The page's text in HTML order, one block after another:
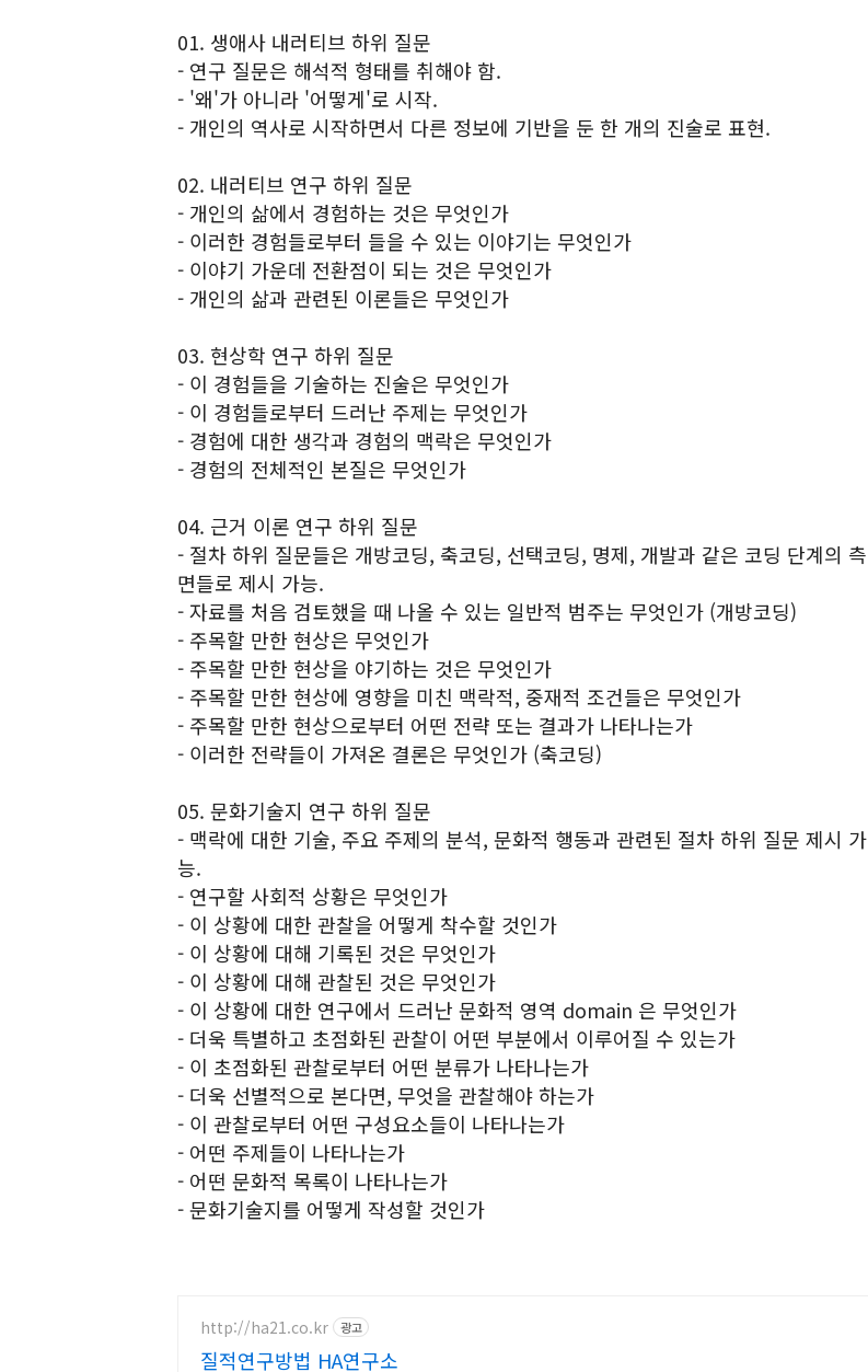
01. 생애사 내러티브 하위 질문
- 연구 질문은 해석적 형태를 취해야 함.
- '왜'가 아니라 '어떻게'로 시작.
- 개인의 역사로 시작하면서 다른 정보에 기반을 둔 한 개의 진술로 표현.
02. 내러티브 연구 하위 질문
- 개인의 삶에서 경험하는 것은 무엇인가
- 이러한 경험들로부터 들을 수 있는 이야기는 무엇인가
- 이야기 가운데 전환점이 되는 것은 무엇인가
- 개인의 삶과 관련된 이론들은 무엇인가
03. 현상학 연구 하위 질문
- 이 경험들을 기술하는 진술은 무엇인가
- 이 경험들로부터 드러난 주제는 무엇인가
- 경험에 대한 생각과 경험의 맥락은 무엇인가
- 경험의 전체적인 본질은 무엇인가
04. 근거 이론 연구 하위 질문
- 절차 하위 질문들은 개방코딩, 축코딩, 선택코딩, 명제, 개발과 같은 코딩 단계의 측
면들로 제시 가능.
- 자료를 처음 검토했을 때 나올 수 있는 일반적 범주는 무엇인가 (개방코딩)
- 주목할 만한 현상은 무엇인가
- 주목할 만한 현상을 야기하는 것은 무엇인가
- 주목할 만한 현상에 영향을 미친 맥락적, 중재적 조건들은 무엇인가
- 주목할 만한 현상으로부터 어떤 전략 또는 결과가 나타나는가
- 이러한 전략들이 가져온 결론은 무엇인가 (축코딩)
05. 문화기술지 연구 하위 질문
- 맥락에 대한 기술, 주요 주제의 분석, 문화적 행동과 관련된 절차 하위 질문 제시 가
능.
- 연구할 사회적 상황은 무엇인가
- 이 상황에 대한 관찰을 어떻게 착수할 것인가
- 이 상황에 대해 기록된 것은 무엇인가
- 이 상황에 대해 관찰된 것은 무엇인가
- 이 상황에 대한 연구에서 드러난 문화적 영역 domain 은 무엇인가
- 더욱 특별하고 초점화된 관찰이 어떤 부분에서 이루어질 수 있는가
- 이 초점화된 관찰로부터 어떤 분류가 나타나는가
- 더욱 선별적으로 본다면, 무엇을 관찰해야 하는가
- 이 관찰로부터 어떤 구성요소들이 나타나는가
- 어떤 주제들이 나타나는가
- 어떤 문화적 목록이 나타나는가
- 문화기술지를 어떻게 작성할 것인가
http://ha21.co.kr 광고
질적연구방법 HA연구소